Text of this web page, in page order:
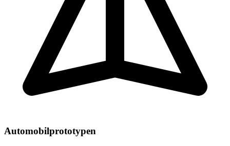
Automobilprototypen